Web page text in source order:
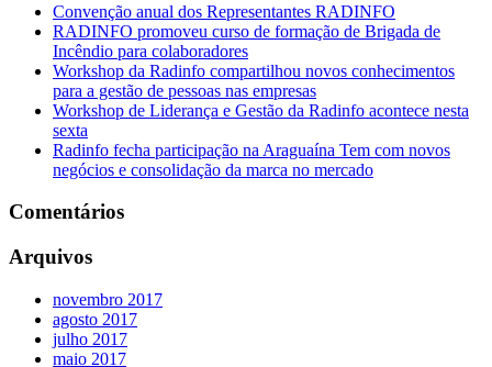
Convenção anual dos Representantes RADINFO
RADINFO promoveu curso de formação de Brigada de
Incêndio para colaboradores
Workshop da Radinfo compartilhou novos conhecimentos
para a gestão de pessoas nas empresas
Workshop de Liderança e Gestão da Radinfo acontece nesta
sexta
Radinfo fecha participação na Araguaína Tem com novos
negócios e consolidação da marca no mercado
Comentários
Arquivos
novembro 2017
agosto 2017
julho 2017
maio 2017